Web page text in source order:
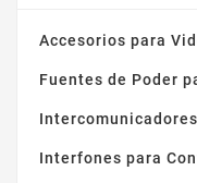
Accesorios para
Fuentes de Poder
Interfones para